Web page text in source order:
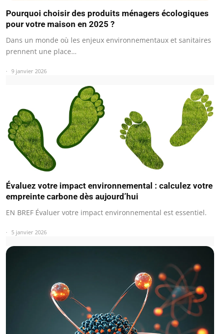
Pourquoi choisir des produits ménagers écologiques
pour votre maison en 2025 ?
Dans un monde où les enjeux environnementaux et sanitaires
prennent une place…
9 janvier 2026
Évaluez votre impact environnemental : calculez votre
empreinte carbone dès aujourd’hui
EN BREF Évaluer votre impact environnemental est essentiel.
5 janvier 2026